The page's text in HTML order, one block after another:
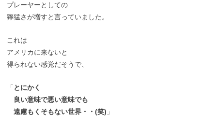
プレーヤーとしての
獰猛さが増すと言っていました。
これは
アメリカに来ないと
得られない感覚だそうで、
「 とにかく
良い意味で悪い意味でも
遠慮もくそもない世界・・(笑) 」